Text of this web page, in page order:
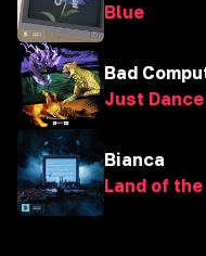
Blue
Bad
Just Dance
Bianca
Land of